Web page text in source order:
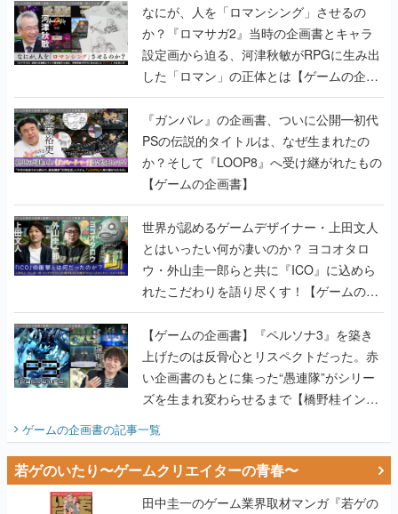
なにが、人を「ロマンシング」させるの
か？『ロマサガ2』当時の企画書とキャラ
設定画から迫る、河津秋敏がRPGに生み出
した「ロマン」の正体とは【ゲームの企画
書】
『ガンパレ』の企画書、ついに公開━初代
PSの伝説的タイトルは、なぜ生まれたの
か？そして『LOOP8』へ受け継がれたもの
【ゲームの企画書】
世界が認めるゲームデザイナー・上田文人
とはいったい何が凄いのか？ ヨコオタロ
ウ・外山圭一郎らと共に『ICO』に込めら
れたこだわりを語り尽くす！【ゲームの企
画書】
【ゲームの企画書】『ペルソナ3』を築き
上げたのは反骨心とリスペクトだった。赤
い企画書のもとに集った“愚連隊”がシリー
ズを生まれ変わらせるまで【橋野桂インタ
ビュー】
ゲームの企画書の記事一覧
若ゲのいたり〜ゲームクリエイターの青春〜
田中圭一のゲーム業界取材マンガ『若ゲの